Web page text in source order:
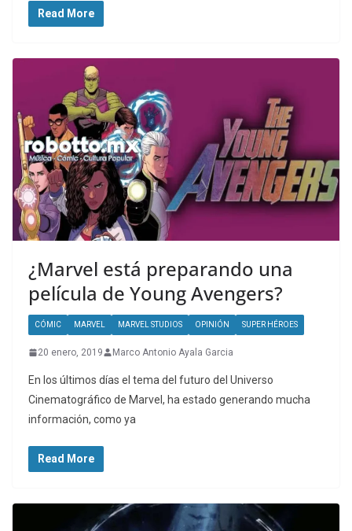
Read More
¿Marvel está preparando una
película de Young Avengers?
CÓMIC MARVEL MARVEL STUDIOS OPINIÓN SUPER HÉROES
20 enero, 2019 Marco Antonio Ayala Garcia
En los últimos días el tema del futuro del Universo
Cinematográfico de Marvel, ha estado generando mucha
información, como ya
Read More